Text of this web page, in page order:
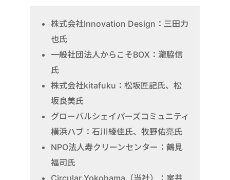
株式会社Innovation Design：三田力
也氏
一般社団法人からこそBOX：瀧脇信
氏
株式会社kitafuku：松坂匠記氏、松
坂良美氏
グローバルシェイパーズコミュニティ
横浜ハブ：石川綾佳氏、牧野佑亮氏
NPO法人寿クリーンセンター：鶴見
福司氏
Circular Yokohama（当社）：室井